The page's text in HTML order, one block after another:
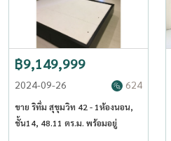
฿9,149,999
2024-09-26 624
ขาย ริทึ่ม สุขุมวิท 42 - 1ห้องนอน,
ชั้น14, 48.11 ตร.ม. พร้อมอยู่